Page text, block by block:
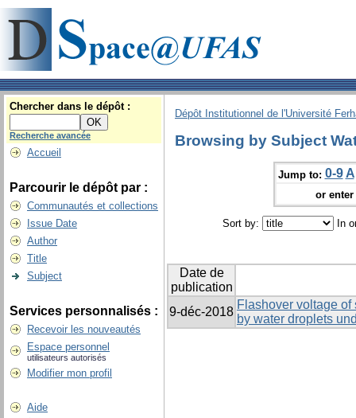
Chercher dans le dépôt :
Recherche avancée
Accueil
Parcourir le dépôt par :
Communautés et collections
Issue Date
Author
Title
Subject
Services personnalisés :
Recevoir les nouveautés
Espace personnel
utilisateurs autorisés
Modifier mon profil
Aide
Dépôt Institutionnel de l'Université
Browsing by Subject
Jump to: 0-9 A
or
Sort by: In
Date de
publication
9-déc-2018
Flashover voltage
by water droplets